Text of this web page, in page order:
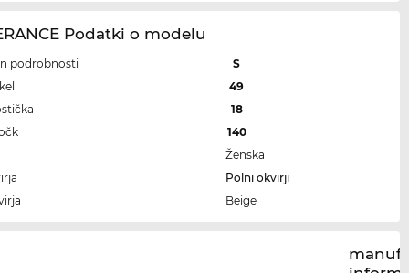
Podatki o modelu
podrobnosti
S
49
18
140
Ženska
Polni okvirji
Beige